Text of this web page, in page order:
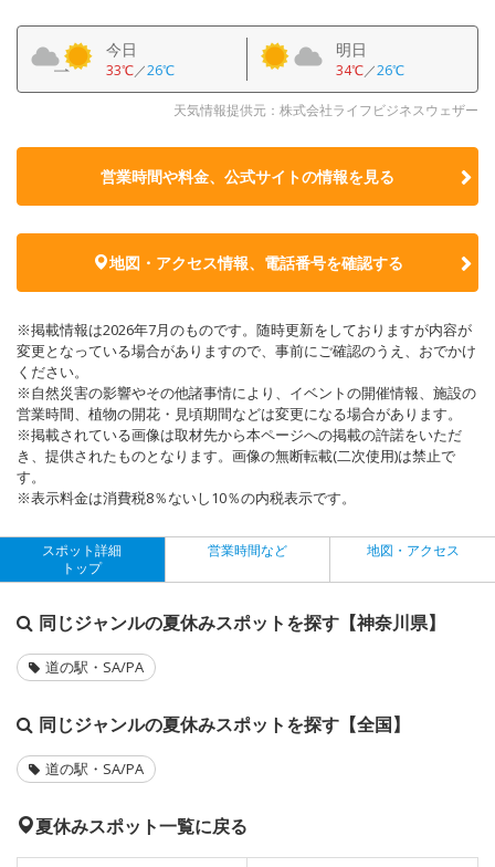
今日
33℃／26℃
明日
34℃／26℃
天気情報提供元：株式会社ライフビジネスウェザー
営業時間や料金、公式サイトの情報を見る
地図・アクセス情報、電話番号を確認する
※掲載情報は2026年7月のものです。随時更新をしておりますが内容が
変更となっている場合がありますので、事前にご確認のうえ、おでかけ
ください。
※自然災害の影響やその他諸事情により、イベントの開催情報、施設の
営業時間、植物の開花・見頃期間などは変更になる場合があります。
※掲載されている画像は取材先から本ページへの掲載の許諾をいただ
き、提供されたものとなります。画像の無断転載(二次使用)は禁止で
す。
※表示料金は消費税8％ないし10％の内税表示です。
スポット詳細
トップ
営業時間など 地図・アクセス
同じジャンルの夏休みスポットを探す【神奈川県】
道の駅・SA/PA
同じジャンルの夏休みスポットを探す【全国】
道の駅・SA/PA
夏休みスポット一覧に戻る